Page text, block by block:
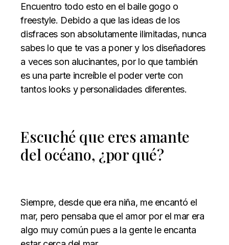
Encuentro todo esto en el baile gogo o
freestyle. Debido a que las ideas de los
disfraces son absolutamente ilimitadas, nunca
sabes lo que te vas a poner y los diseñadores
a veces son alucinantes, por lo que también
es una parte increíble el poder verte con
tantos looks y personalidades diferentes.
Escuché que eres amante
del océano, ¿por qué?
Siempre, desde que era niña, me encantó el
mar, pero pensaba que el amor por el mar era
algo muy común pues a la gente le encanta